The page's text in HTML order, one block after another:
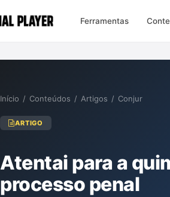
Ferramentas
Início / Conteúdos / Artigos / Conjur
ARTIGO
Atentai para a
processo penal